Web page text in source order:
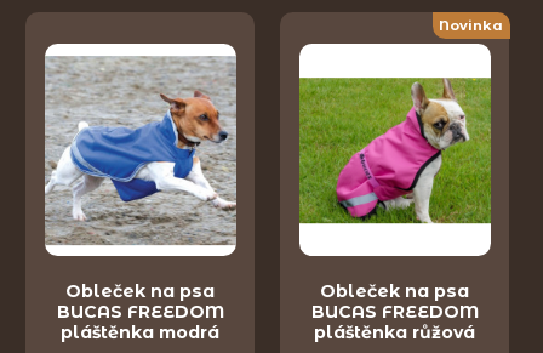
Obleček na psa
BUCAS FREEDOM
pláštěnka modrá
Novinka
Obleček na psa
BUCAS FREEDOM
pláštěnka růžová